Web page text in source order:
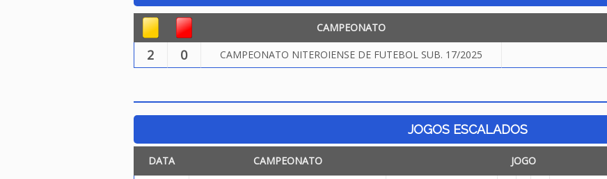
CAMPEONATO
2 0 CAMPEONATO NITEROIENSE DE FUTEBOL SUB. 17/2025
JOGOS ESCALADOS
DATA CAMPEONATO JOGO